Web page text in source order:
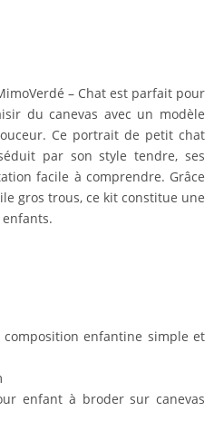
– Chat est parfait pour
du canevas avec un modèle
Ce portrait de petit chat
par son style tendre, ses
facile à comprendre. Grâce
gros trous, ce kit constitue une
enfantine simple et
enfant à broder sur canevas